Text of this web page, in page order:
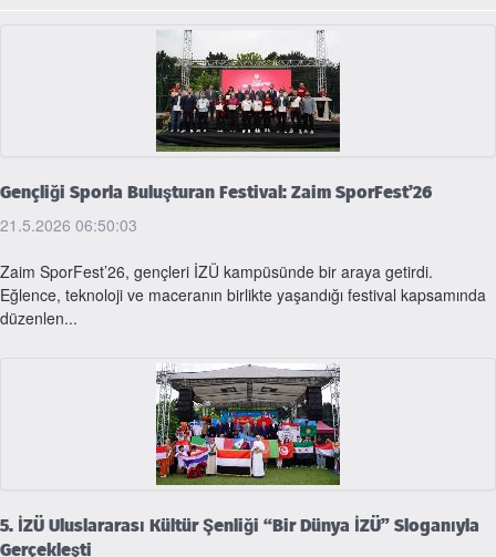
Gençliği Sporla Buluşturan Festival: Zaim SporFest’26
21.5.2026 06:50:03
Zaim SporFest’26, gençleri İZÜ kampüsünde bir araya getirdi.
Eğlence, teknoloji ve maceranın birlikte yaşandığı festival kapsamında
düzenlen...
5. İZÜ Uluslararası Kültür Şenliği “Bir Dünya İZÜ” Sloganıyla
Gerçekleşti